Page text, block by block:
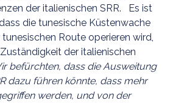
der italienischen SRR. Es ist
die tunesische Küstenwache
Route operieren wird,
der italienischen
befürchten, dass die Ausweitung
dazu führen könnte, dass mehr
werden, und von der